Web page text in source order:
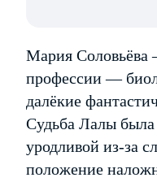
Мария Соловьёва
профессии —
далёкие
Судьба Лалы была
уродливой из-за
положение